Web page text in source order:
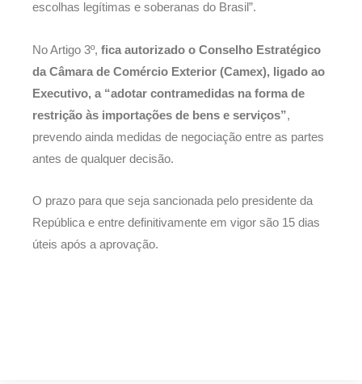
escolhas legítimas e soberanas do Brasil”.
No Artigo 3º, fica autorizado o Conselho Estratégico
da Câmara de Comércio Exterior (Camex), ligado ao
Executivo, a “adotar contramedidas na forma de
restrição às importações de bens e serviços”,
prevendo ainda medidas de negociação entre as partes
antes de qualquer decisão.
O prazo para que seja sancionada pelo presidente da
República e entre definitivamente em vigor são 15 dias
úteis após a aprovação.